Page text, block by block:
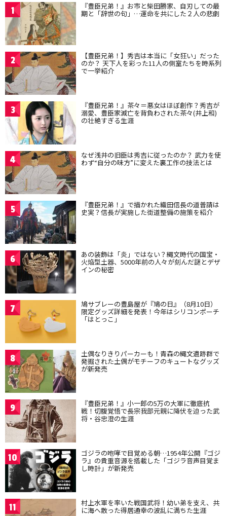
1 『豊臣兄弟！』お市と柴田勝家、自刃しての最
期と「辞世の句」…運命を共にした２人の悲劇
2 【豊臣兄弟！】秀吉は本当に「女狂い」だった
のか？ 天下人を彩った11人の側室たちを時系列
で一挙紹介
3 『豊臣兄弟！』茶々＝悪女はほぼ創作？秀吉が
溺愛、豊臣家滅亡を背負わされた茶々(井上和)
の壮絶すぎる生涯
4 なぜ浅井の旧臣は秀吉に従ったのか？ 武力を使
わず“自分の味方”に変えた裏工作の技法とは
5 『豊臣兄弟！』で描かれた織田信長の道普請は
史実？信長が実施した街道整備の施策を紹介
6 あの装飾は「炎」ではない？縄文時代の国宝・
火焔型土器、5000年前の人々が刻んだ謎とデザ
インの秘密
7 鳩サブレーの豊島屋が『鳩の日』（8月10日）
限定グッズ詳細を発表！今年はシリコンポーチ
「はとっこ」
8 土偶なりきりパーカーも！青森の縄文遺跡群で
発掘された土偶がモチーフのキュートなグッズ
が新発売
9 『豊臣兄弟！』小一郎の5万の大軍に徹底抗
戦！切腹覚悟で長宗我部元親に降伏を迫った武
将・谷忠澄の生涯
10 ゴジラの咆哮で目覚める朝…1954年公開『ゴジ
ラ』の貴重音源を搭載した「ゴジラ音声目覚ま
し時計」が新発売
11 村上水軍を率いた戦国武将！幼い弟を支え、共
に海へ散った得居通幸の波乱に満ちた生涯